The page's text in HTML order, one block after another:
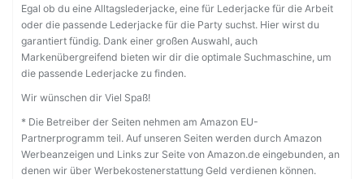
Egal ob du eine Alltagslederjacke, eine für Lederjacke für die Arbeit
oder die passende Lederjacke für die Party suchst. Hier wirst du
garantiert fündig. Dank einer großen Auswahl, auch
Markenübergreifend bieten wir dir die optimale Suchmaschine, um
die passende Lederjacke zu finden.
Wir wünschen dir Viel Spaß!
* Die Betreiber der Seiten nehmen am Amazon EU-
Partnerprogramm teil. Auf unseren Seiten werden durch Amazon
Werbeanzeigen und Links zur Seite von Amazon.de eingebunden, an
denen wir über Werbekostenerstattung Geld verdienen können.